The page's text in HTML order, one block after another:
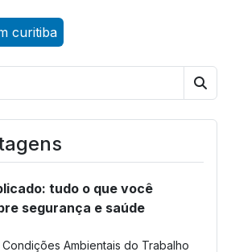
curitiba
tudo o que você
segurança e saúde
Ambientais do Trabalho